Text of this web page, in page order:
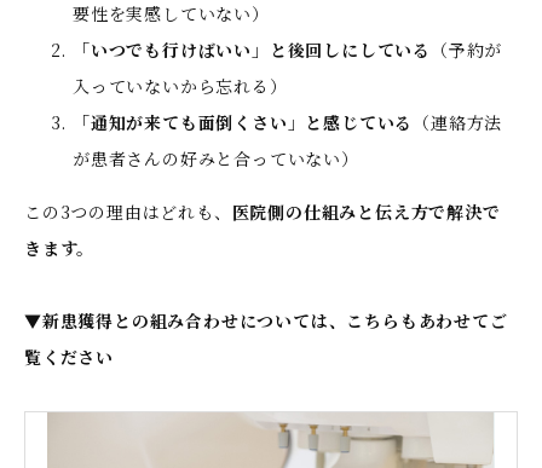
要性を実感していない）
「いつでも行けばいい」と後回しにしている （予約が
入っていないから忘れる）
「通知が来ても面倒くさい」と感じている （連絡方法
が患者さんの好みと合っていない）
この3つの理由はどれも、 医院側の仕組みと伝え方で解決で
きます。
▼新患獲得との組み合わせについては、こちらもあわせてご
覧ください